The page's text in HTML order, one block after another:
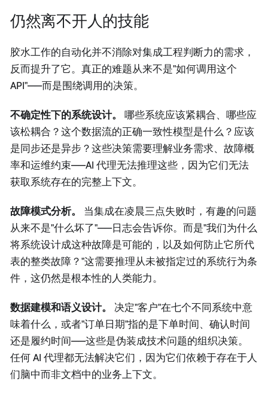
仍然离不开人的技能
胶水工作的自动化并不消除对集成工程判断力的需求，
反而提升了它。真正的难题从来不是"如何调用这个
API"——而是围绕调用的决策。
不确定性下的系统设计。
哪些系统应该紧耦合、哪些应
该松耦合？这个数据流的正确一致性模型是什么？应该
是同步还是异步？这些决策需要理解业务需求、故障概
率和运维约束——AI 代理无法推理这些，因为它们无法
获取系统存在的完整上下文。
故障模式分析。
当集成在凌晨三点失败时，有趣的问题
从来不是"什么坏了"——日志会告诉你。而是"我们为什么
将系统设计成这种故障是可能的，以及如何防止它所代
表的整类故障？"这需要推理从未被指定过的系统行为条
件，这仍然是根本性的人类能力。
数据建模和语义设计。
决定"客户"在七个不同系统中意
味着什么，或者"订单日期"指的是下单时间、确认时间
还是履约时间——这些是伪装成技术问题的组织决策。
任何 AI 代理都无法解决它们，因为它们依赖于存在于人
们脑中而非文档中的业务上下文。